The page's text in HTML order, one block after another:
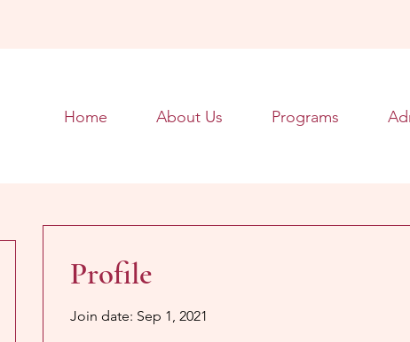
Home About Us Programs
Profile
Join date: Sep 1, 2021